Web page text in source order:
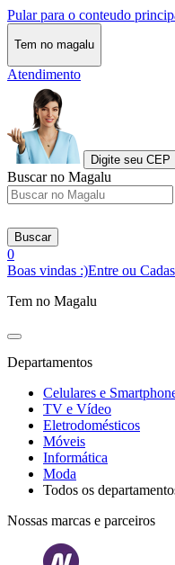
Pular para o conteudo
Tem no magalu
Atendimento
Digite seu CEP
Buscar no Magalu
Buscar
0
Boas vindas :)Entre ou
Tem no Magalu
Departamentos
Celulares e
TV e Vídeo
Eletrodomésticos
Móveis
Informática
Moda
Todos os
Nossas marcas e parceiros